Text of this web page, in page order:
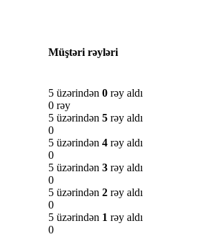
Müştəri rəyləri
5 üzərindən 0 rəy aldı
0 rəy
5 üzərindən 5 rəy aldı
0
5 üzərindən 4 rəy aldı
0
5 üzərindən 3 rəy aldı
0
5 üzərindən 2 rəy aldı
0
5 üzərindən 1 rəy aldı
0